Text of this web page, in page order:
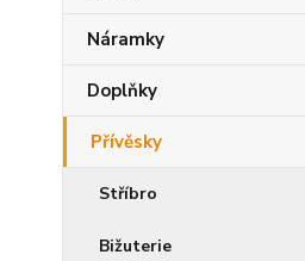
Náramky
Doplňky
Přívěsky
Stříbro
Bižuterie